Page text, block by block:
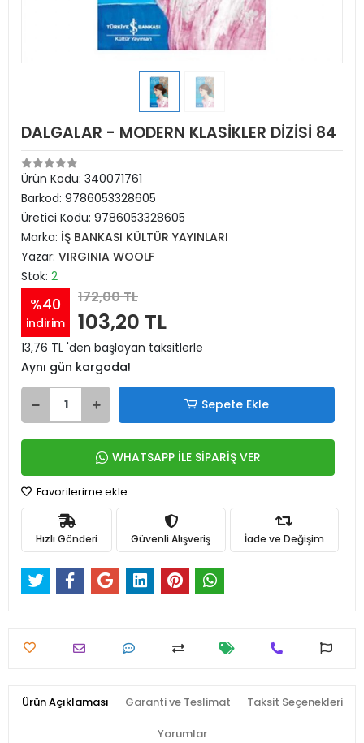
DALGALAR - MODERN KLASİKLER DİZİSİ 84
Ürün Kodu: 340071761
Barkod: 9786053328605
Üretici Kodu: 9786053328605
Marka: İŞ BANKASI KÜLTÜR YAYINLARI
Yazar: VIRGINIA WOOLF
Stok: 2
%40
indirim
172,00 TL
103,20 TL
13,76 TL 'den başlayan taksitlerle
Aynı gün kargoda!
Sepete Ekle
WHATSAPP İLE SİPARİŞ VER
Favorilerime ekle
Hızlı Gönderi Güvenli Alışveriş İade ve Değişim
Ürün Açıklaması Garanti ve Teslimat Taksit Seçenekleri
Yorumlar